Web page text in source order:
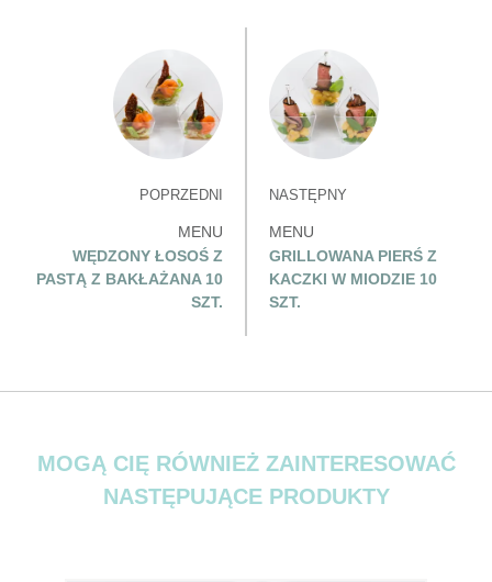
POPRZEDNI
MENU
WĘDZONY ŁOSOŚ Z
PASTĄ Z BAKŁAŻANA 10
SZT.
NASTĘPNY
MENU
GRILLOWANA PIERŚ Z
KACZKI W MIODZIE 10
SZT.
MOGĄ CIĘ RÓWNIEŻ ZAINTERESOWAĆ
NASTĘPUJĄCE PRODUKTY